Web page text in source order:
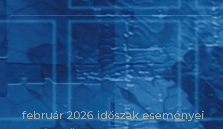
február 2026 időszak eseményei